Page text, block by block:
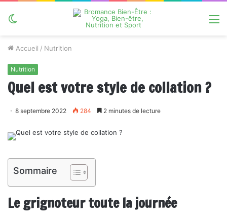
Accueil / Nutrition
Nutrition
Quel est votre style de collation ?
8 septembre 2022 284 2 minutes de lecture
Sommaire
Le grignoteur toute la journée